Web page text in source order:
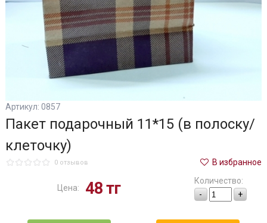
Артикул: 0857
Пакет подарочный 11*15 (в полоску/
клеточку)
0 отзывов В избранное
Цена: 48тг
Количество:
-
+